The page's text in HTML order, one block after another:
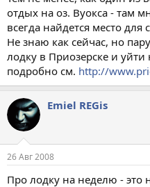
отдых на оз. Вуокса - там
всегда найдется место для
Не знаю как сейчас, но
лодку в Приозерске и
подробно см. http://
Emiel REGis
26 Авг 2008
Про лодку на неделю - это